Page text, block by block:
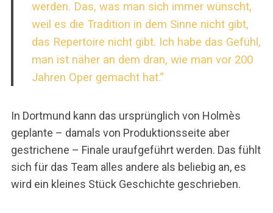
werden. Das, was man sich immer wünscht,
weil es die Tradition in dem Sinne nicht gibt,
das Repertoire nicht gibt. Ich habe das Gefühl,
man ist näher an dem dran, wie man vor 200
Jahren Oper gemacht hat.“
In Dortmund kann das ursprünglich von Holmès
geplante – damals von Produktionsseite aber
gestrichene – Finale uraufgeführt werden. Das fühlt
sich für das Team alles andere als beliebig an, es
wird ein kleines Stück Geschichte geschrieben.